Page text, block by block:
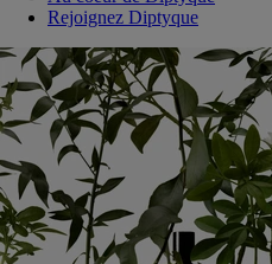
Rejoignez Diptyque